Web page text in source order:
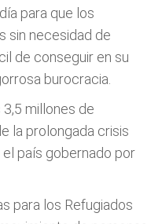
para que los
sin necesidad de
de conseguir en su
burocracia.
millones de
la prolongada crisis
país gobernado por
para los Refugiados